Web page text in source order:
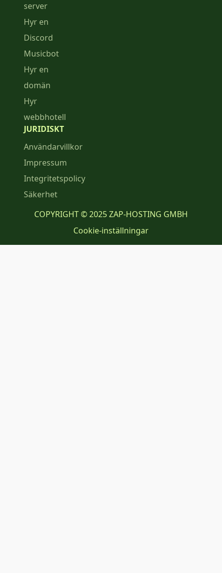
server
Hyr en
Discord
Musicbot
Hyr en
domän
Hyr
webbhotell
JURIDISKT
Användarvillkor
Impressum
Integritetspolicy
Säkerhet
COPYRIGHT © 2025 ZAP-HOSTING GMBH
Cookie-inställningar